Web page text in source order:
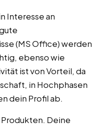
Interesse an
(MS Office) werden
ebenso wie
ist von Vorteil, da
in Hochphasen
dein Profil ab.
Deine